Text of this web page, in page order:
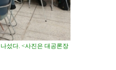
섰다. <사진은 대공론장